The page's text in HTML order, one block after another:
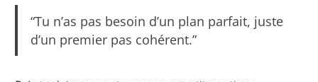
“Tu n’as pas besoin d’un plan parfait, juste
d’un premier pas cohérent.”